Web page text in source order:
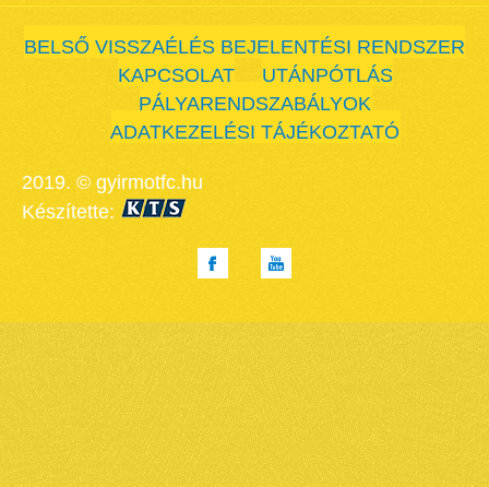
BELSŐ VISSZAÉLÉS BEJELENTÉSI RENDSZER
KAPCSOLAT
UTÁNPÓTLÁS
PÁLYARENDSZABÁLYOK
ADATKEZELÉSI TÁJÉKOZTATÓ
2019. © gyirmotfc.hu
Készítette: